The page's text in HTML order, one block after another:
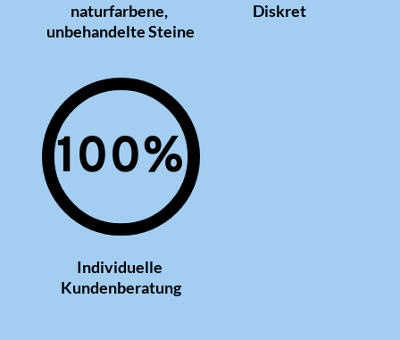
naturfarbene,
unbehandelte Steine
Diskret
100%
Individuelle
Kundenberatung